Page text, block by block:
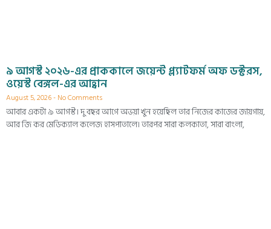
৯ আগস্ট ২০২৬-এর প্রাককালে জয়েন্ট প্ল্যাটফর্ম অফ ডক্টরস,
ওয়েস্ট বেঙ্গল-এর আহ্বান
August 5, 2026 No Comments
আবার একটা ৯ আগস্ট। দু বছর আগে অভয়া খুন হয়েছিল তার নিজের কাজের জায়গায়,
আর জি কর মেডিক্যাল কলেজ হাসপাতালে। তারপর সারা কলকাতা, সারা বাংলা,